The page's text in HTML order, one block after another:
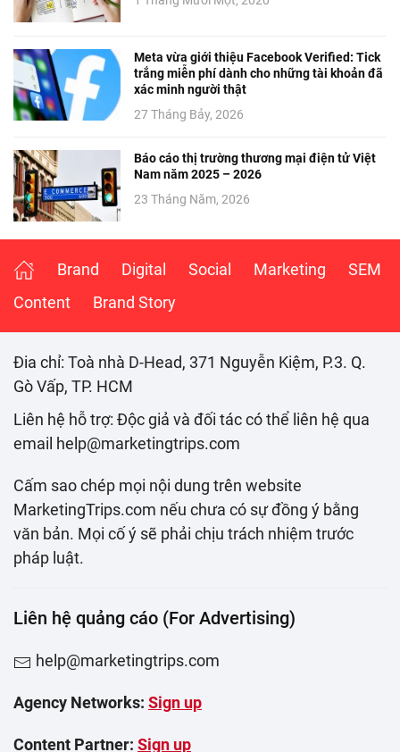
Meta vừa giới thiệu Facebook Verified: Tick
trắng miễn phí dành cho những tài khoản đã
xác minh người thật
27 Tháng Bảy, 2026
Báo cáo thị trường thương mại điện tử Việt
Nam năm 2025 – 2026
23 Tháng Năm, 2026
Brand Digital Social Marketing
SEM
Content
Brand Story
Đia chỉ: Toà nhà D-Head, 371 Nguyễn Kiệm, P.3. Q.
Gò Vấp, TP. HCM
Liên hệ hỗ trợ: Độc giả và đối tác có thể liên hệ qua
email help@marketingtrips.com
Cấm sao chép mọi nội dung trên website
MarketingTrips.com nếu chưa có sự đồng ý bằng
văn bản. Mọi cố ý sẽ phải chịu trách nhiệm trước
pháp luật.
Liên hệ quảng cáo (For Advertising)
help@marketingtrips.com
Agency Networks: Sign up
Content Partner: Sign up